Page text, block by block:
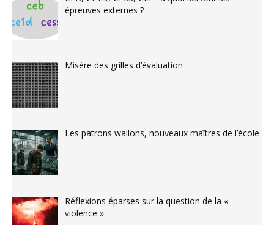
épreuves externes ?
Misère des grilles d’évaluation
Les patrons wallons, nouveaux maîtres de l’école
Réflexions éparses sur la question de la «
violence »